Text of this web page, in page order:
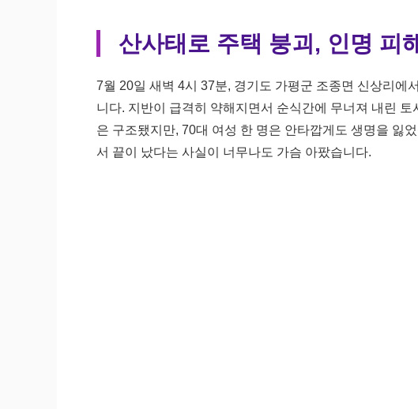
산사태로 주택 붕괴, 인명 피
7월 20일 새벽 4시 37분, 경기도 가평군 조종면 신상리에
니다. 지반이 급격히 약해지면서 순식간에 무너져 내린
은 구조됐지만, 70대 여성 한 명은 안타깝게도 생명을 잃
서 끝이 났다는 사실이 너무나도 가슴 아팠습니다.